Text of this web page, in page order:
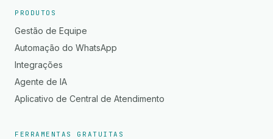
PRODUTOS
Gestão de Equipe
Automação do WhatsApp
Integrações
Agente de IA
Aplicativo de Central de Atendimento
FERRAMENTAS GRATUITAS